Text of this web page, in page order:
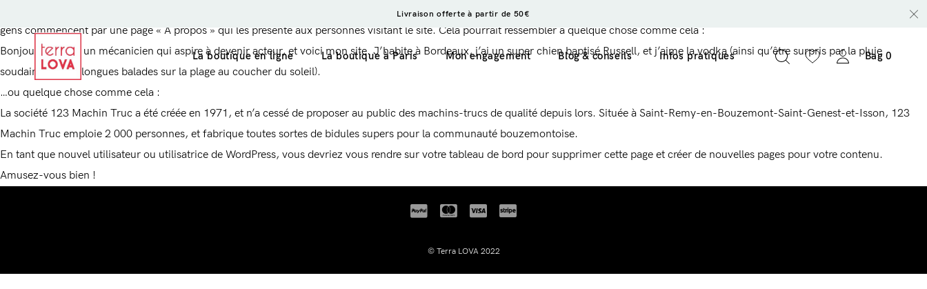
Login
Livraison offerte à partir de 50€
La boutique en ligne
Les savons
Les gommages
L’étui à savon 2 en 1
La boutique à Paris Mon engagement Blog & conseils Infos pratiques Bag 0
Ceci est une page d’exemple. C’est différent d’un article de blog parce qu’elle restera au même endroit et apparaîtra dans la navigation de votre site (dans la plupart des thèmes). La plupart des
gens commencent par une page « À propos » qui les présente aux personnes visitant le site. Cela pourrait ressembler à quelque chose comme cela :
Bonjour ! Je suis un mécanicien qui aspire à devenir acteur, et voici mon site. J’habite à Bordeaux, j’ai un super chien baptisé Russell, et j’aime la vodka (ainsi qu’être surpris par la pluie
soudaine lors de longues balades sur la plage au coucher du soleil).
…ou quelque chose comme cela :
La société 123 Machin Truc a été créée en 1971, et n’a cessé de proposer au public des machins-trucs de qualité depuis lors. Située à Saint-Remy-en-Bouzemont-Saint-Genest-et-Isson, 123
Machin Truc emploie 2 000 personnes, et fabrique toutes sortes de bidules supers pour la communauté bouzemontoise.
En tant que nouvel utilisateur ou utilisatrice de WordPress, vous devriez vous rendre sur votre tableau de bord pour supprimer cette page et créer de nouvelles pages pour votre contenu.
Amusez-vous bien !
© Terra LOVA 2022